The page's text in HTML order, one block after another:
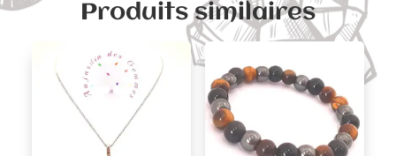
Produits similaires